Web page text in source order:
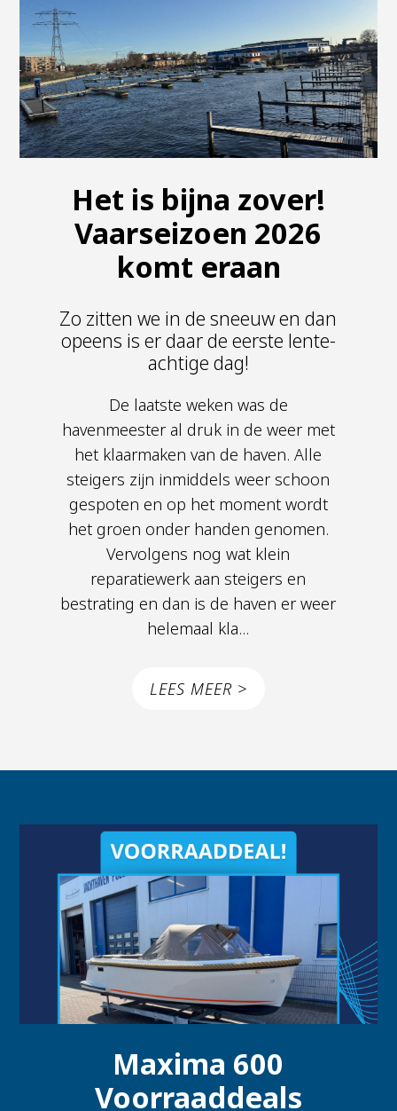
Het is bijna zover!
Vaarseizoen 2026
komt eraan
Zo zitten we in de sneeuw en dan
opeens is er daar de eerste lente-
achtige dag!
De laatste weken was de
havenmeester al druk in de weer met
het klaarmaken van de haven. Alle
steigers zijn inmiddels weer schoon
gespoten en op het moment wordt
het groen onder handen genomen.
Vervolgens nog wat klein
reparatiewerk aan steigers en
bestrating en dan is de haven er weer
helemaal kla...
LEES MEER >
Maxima 600
Voorraaddeals